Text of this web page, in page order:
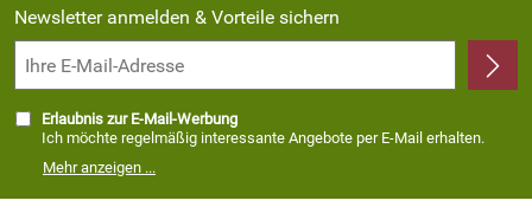
Newsletter anmelden & Vorteile sichern
Erlaubnis zur E-Mail-Werbung
Ich möchte regelmäßig interessante Angebote per E-Mail erhalten.
weitergegeben. Zu statistischen Zwecken wird in anonymer Form
Mehr anzeigen ...